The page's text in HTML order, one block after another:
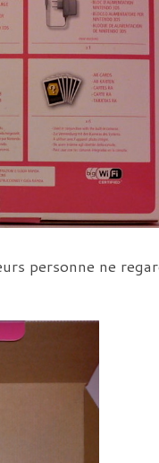
personne ne